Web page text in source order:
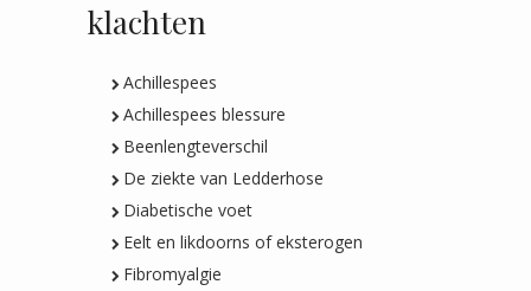
klachten
Achillespees
Achillespees blessure
Beenlengteverschil
De ziekte van Ledderhose
Diabetische voet
Eelt en likdoorns of eksterogen
Fibromyalgie